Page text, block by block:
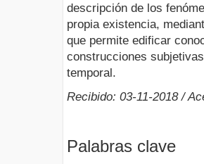
descripción de los
propia existencia,
que permite edificar
construcciones
temporal.
Recibido: 03-11-2018 /
Palabras clave